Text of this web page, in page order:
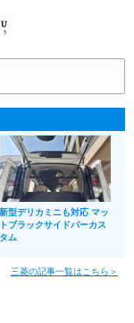
新型デリカミニも対応 マッ
トブラックサイドバーカス
タム
三菱の記事一覧はこちら＞